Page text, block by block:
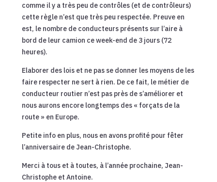
comme il y a très peu de contrôles (et de contrôleurs)
cette règle n’est que très peu respectée. Preuve en
est, le nombre de conducteurs présents sur l’aire à
bord de leur camion ce week-end de 3 jours (72
heures).
Elaborer des lois et ne pas se donner les moyens de les
faire respecter ne sert à rien. De ce fait, le métier de
conducteur routier n’est pas près de s’améliorer et
nous aurons encore longtemps des « forçats de la
route » en Europe.
Petite info en plus, nous en avons profité pour fêter
l’anniversaire de Jean-Christophe.
Merci à tous et à toutes, à l’année prochaine, Jean-
Christophe et Antoine.